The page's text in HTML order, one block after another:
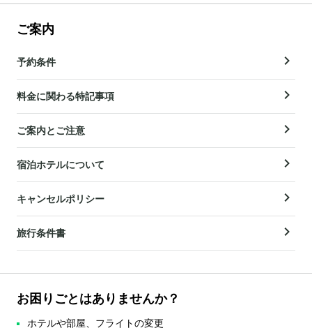
ご案内
予約条件
料金に関わる特記事項
ご案内とご注意
宿泊ホテルについて
キャンセルポリシー
旅行条件書
お困りごとはありませんか？
ホテルや部屋、フライトの変更